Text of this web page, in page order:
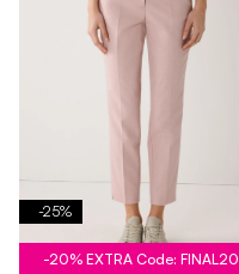
-25%
-20% EXTRA Code: FINAL20